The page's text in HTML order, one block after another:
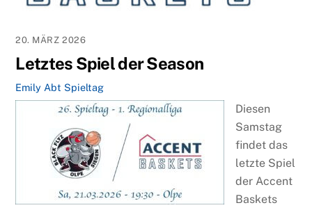
20. MÄRZ 2026
Letztes Spiel der Season
Emily Abt Spieltag
Diesen
Samstag
findet das
letzte Spiel
der Accent
Baskets